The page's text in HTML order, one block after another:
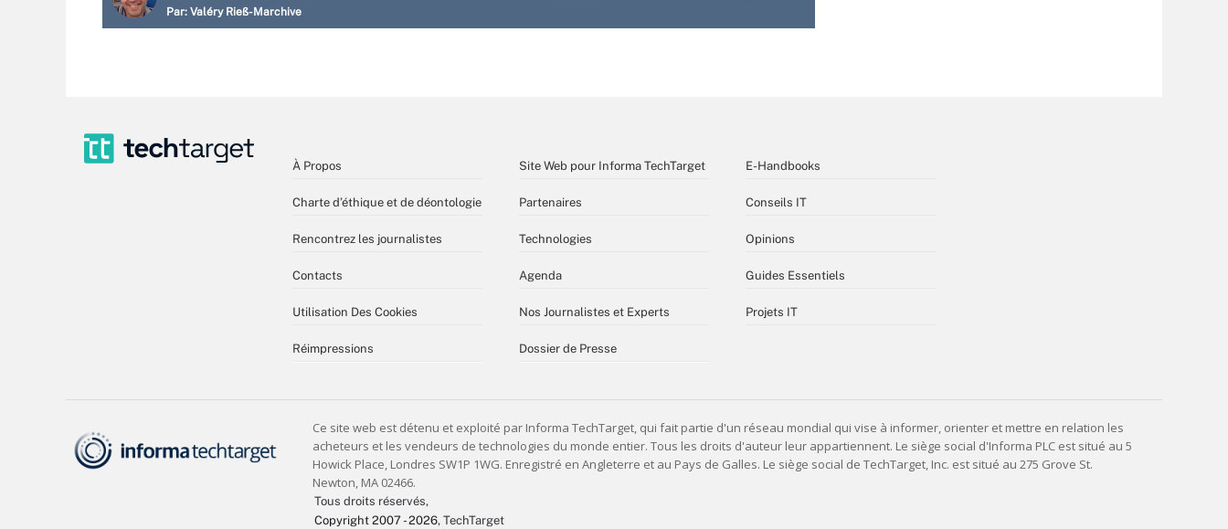
Par: Valéry Rieß-Marchive
À Propos
Charte d’éthique et de déontologie
Rencontrez les journalistes
Contacts
Utilisation Des Cookies
Réimpressions
Site Web pour Informa TechTarget
Partenaires
Technologies
Agenda
Nos Journalistes et Experts
Dossier de Presse
E-Handbooks
Conseils IT
Opinions
Guides Essentiels
Projets IT
Tous droits réservés,
Copyright 2007 - 2026, TechTarget